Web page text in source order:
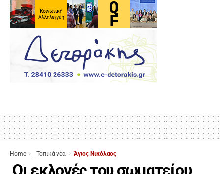
Home _Τοπικά νέα Άγιος Νικόλαος
Οι εκλογές του σωματείου